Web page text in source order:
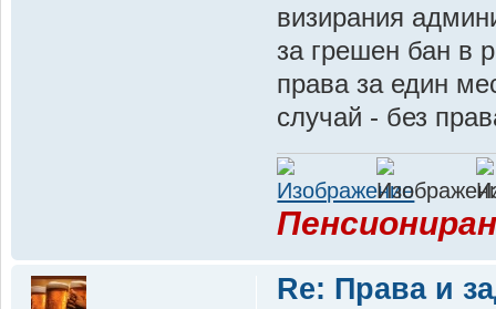
визирания
за грешен бан в
права за един
случай - без
Re: Права и